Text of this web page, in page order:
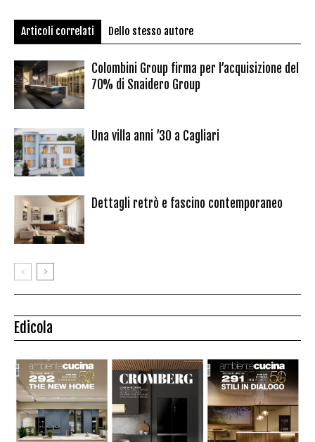
Articoli correlati Dello stesso autore
Colombini Group firma per l’acquisizione del
70% di Snaidero Group
Una villa anni ’30 a Cagliari
Dettagli retrò e fascino contemporaneo
Edicola